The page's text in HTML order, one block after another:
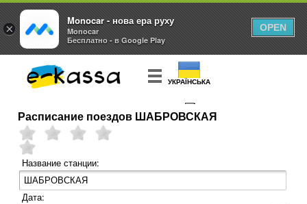
УКРАЇНСЬКА
КУПИТЬ БИЛЕТ
Расписание поездов ШАБРОВСКАЯ
Название станции:
Дата:
×
Monocar - нова ера руху
Monocar
Бесплатно - в Google Play
OPEN